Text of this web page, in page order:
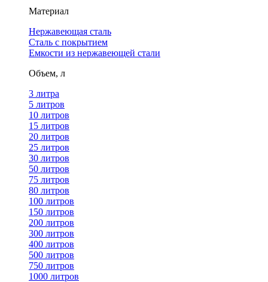
Материал
Нержавеющая сталь
Сталь с покрытием
Емкости из нержавеющей стали
Объем, л
3 литра
5 литров
10 литров
15 литров
20 литров
25 литров
30 литров
50 литров
75 литров
80 литров
100 литров
150 литров
200 литров
300 литров
400 литров
500 литров
750 литров
1000 литров